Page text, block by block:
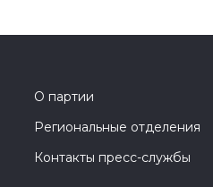
О партии
Региональные отделения
Контакты пресс-службы